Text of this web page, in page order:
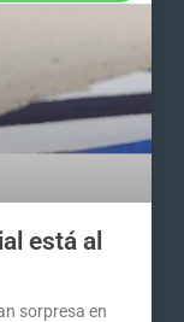
está al
sorpresa en